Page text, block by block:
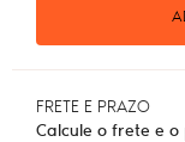
FRETE E PRAZO
Calcule o frete e